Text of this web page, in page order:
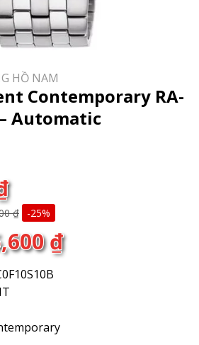
HỒ NAM
Contemporary RA-
– Automatic
₫ -25%
₫